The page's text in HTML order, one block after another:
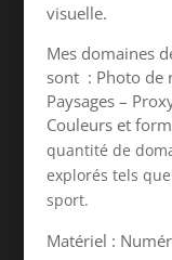
visuelle.
Mes domaines
sont : Photo de
Paysages –
Couleurs et
quantité de
explorés tels
sport.
Matériel :